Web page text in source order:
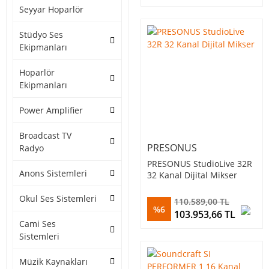
Seyyar Hoparlör
Stüdyo Ses
Ekipmanları
Hoparlör
Ekipmanları
Power Amplifier
Broadcast TV
Radyo
Anons Sistemleri
Okul Ses Sistemleri
Cami Ses
Sistemleri
Müzik Kaynakları
PRESONUS
PRESONUS StudioLive 32R
32 Kanal Dijital Mikser
%6
110.589,00 TL
103.953,66 TL